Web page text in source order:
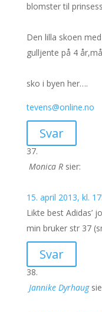
blomster til
Den lilla skoen
gulljente på 4
sko i byen her….
tevens@online.no
Svar
Monica R sier:
15. april 2013, kl.
Likte best Adidas’
min bruker str 37
Svar
Jannike Dyrhaug